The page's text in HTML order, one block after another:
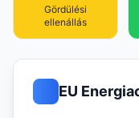
Gördülési
ellenállás
EU